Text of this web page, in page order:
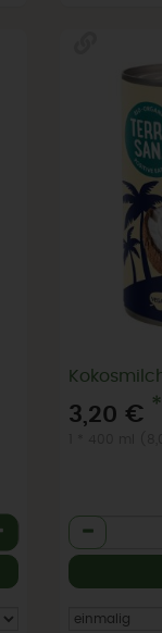
3,20 € *
Anzahl